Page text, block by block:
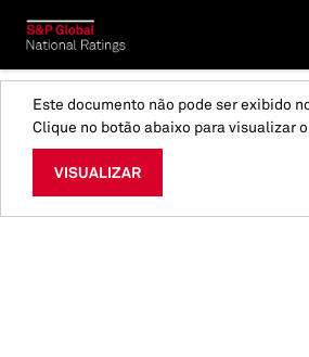
Este documento não pode ser exibido
Clique no botão abaixo para visualizar
VISUALIZAR